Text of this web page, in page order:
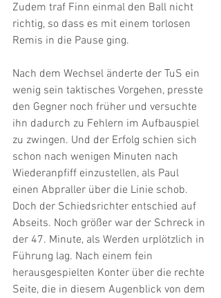
Zudem traf Finn einmal den Ball nicht
richtig, so dass es mit einem torlosen
Remis in die Pause ging.
Nach dem Wechsel änderte der TuS ein
wenig sein taktisches Vorgehen, presste
den Gegner noch früher und versuchte
ihn dadurch zu Fehlern im Aufbauspiel
zu zwingen. Und der Erfolg schien sich
schon nach wenigen Minuten nach
Wiederanpfiff einzustellen, als Paul
einen Abpraller über die Linie schob.
Doch der Schiedsrichter entschied auf
Abseits. Noch größer war der Schreck in
der 47. Minute, als Werden urplötzlich in
Führung lag. Nach einem fein
herausgespielten Konter über die rechte
Seite, die in diesem Augenblick von dem